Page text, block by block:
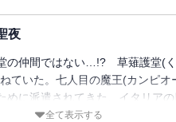
夜
の仲間ではない…!? 草薙護堂(
ていた。七人目の魔王(カンピオ
めに派遣されてきた、イタリア
の視線は厳しく、日本の正史編纂
全て表示する